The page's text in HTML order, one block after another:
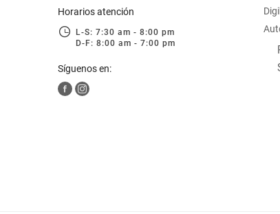
Horarios atención
L-S: 7:30 am - 8:00 pm
D-F: 8:00 am - 7:00 pm
Síguenos en: